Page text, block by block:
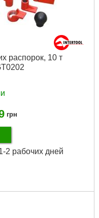
распорок, 10 т
грн
2 рабочих дней